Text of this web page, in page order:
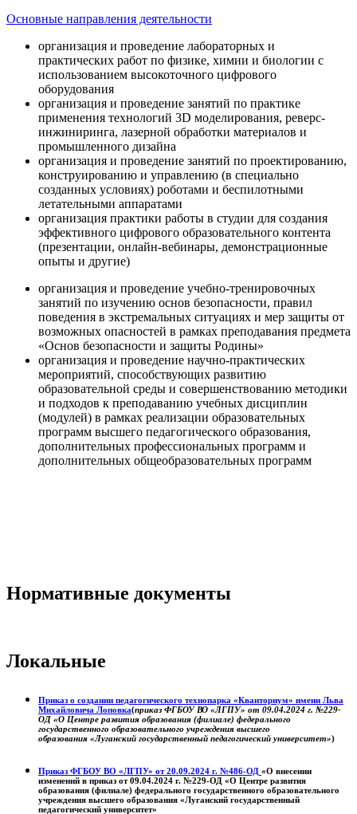
Основные направления деятельности
организация и проведение лабораторных и
практических работ по физике, химии и биологии с
использованием высокоточного цифрового
оборудования
организация и проведение занятий по практике
применения технологий 3D моделирования, реверс-
инжиниринга, лазерной обработки материалов и
промышленного дизайна
организация и проведение занятий по проектированию,
конструированию и управлению (в специально
созданных условиях) роботами и беспилотными
летательными аппаратами
организация практики работы в студии для создания
эффективного цифрового образовательного контента
(презентации, онлайн-вебинары, демонстрационные
опыты и другие)
организация и проведение учебно-тренировочных
занятий по изучению основ безопасности, правил
поведения в экстремальных ситуациях и мер защиты от
возможных опасностей в рамках преподавания предмета
«Основ безопасности и защиты Родины»
организация и проведение научно-практических
мероприятий, способствующих развитию
образовательной среды и совершенствованию методики
и подходов к преподаванию учебных дисциплин
(модулей) в рамках реализации образовательных
программ высшего педагогического образования,
дополнительных профессиональных программ и
дополнительных общеобразовательных программ
Нормативные документы
Локальные
Приказ о создании педагогического технопарка «Кванториум» имени Льва
Михайловича Лоповка(приказ ФГБОУ ВО «ЛГПУ» от 09.04.2024 г. №229-
ОД «О Центре развития образования (филиале) федерального
государственного образовательного учреждения высшего
образования «Луганский государственный педагогический университет»)
Приказ ФГБОУ ВО «ЛГПУ» от 20.09.2024 г. №486-ОД «О внесении
изменений в приказ от 09.04.2024 г. №229-ОД «О Центре развития
образования (филиале) федерального государственного образовательного
учреждения высшего образования «Луганский государственный
педагогический университет»